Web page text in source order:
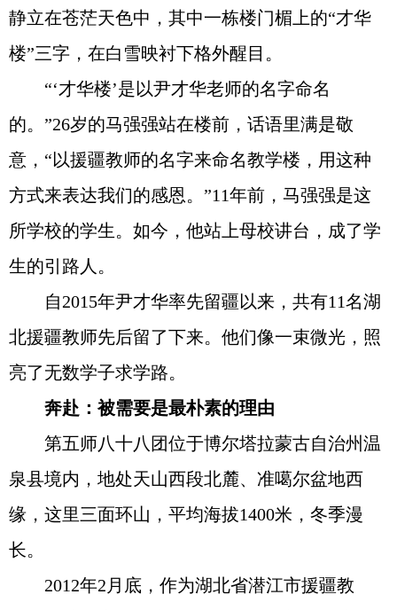
静立在苍茫天色中，其中一栋楼门楣上的“才华
楼”三字，在白雪映衬下格外醒目。
“‘才华楼’是以尹才华老师的名字命名
的。”26岁的马强强站在楼前，话语里满是敬
意，“以援疆教师的名字来命名教学楼，用这种
方式来表达我们的感恩。”11年前，马强强是这
所学校的学生。如今，他站上母校讲台，成了学
生的引路人。
自2015年尹才华率先留疆以来，共有11名湖
北援疆教师先后留了下来。他们像一束微光，照
亮了无数学子求学路。
奔赴：被需要是最朴素的理由
第五师八十八团位于博尔塔拉蒙古自治州温
泉县境内，地处天山西段北麓、准噶尔盆地西
缘，这里三面环山，平均海拔1400米，冬季漫
长。
2012年2月底，作为湖北省潜江市援疆教